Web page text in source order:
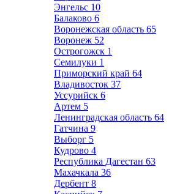
Энгельс 10
Балаково 6
Воронежская область 65
Воронеж 52
Острогожск 1
Семилуки 1
Приморский край 64
Владивосток 37
Уссурийск 6
Артем 5
Ленинградская область 64
Гатчина 9
Выборг 5
Кудрово 4
Республика Дагестан 63
Махачкала 36
Дербент 8